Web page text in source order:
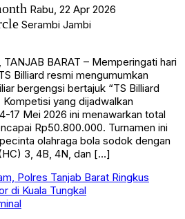
Rabu, 22 Apr 2026
Serambi Jambi
TANJAB BARAT – Memperingati hari
Billiard resmi mengumumkan
bergengsi bertajuk “TS Billiard
Kompetisi yang dijadwalkan
17 Mei 2026 ini menawarkan total
Rp50.800.000. Turnamen ini
olahraga bola sodok dengan
3, 4B, 4N, dan […]